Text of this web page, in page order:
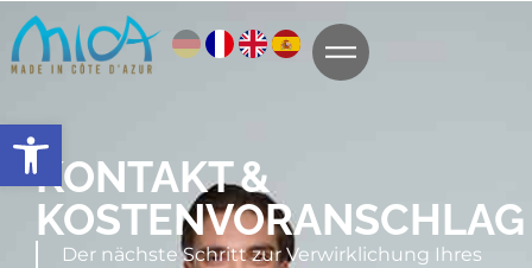
Symbolleiste öffnen
KONTAKT &
KOSTENVORANSCHLAG
Der nächste Schritt zur Verwirklichung Ihres